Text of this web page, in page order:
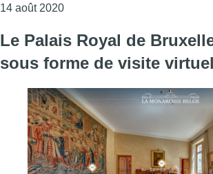
14 août 2020Consulter l'article "Rue de la
Le Palais Royal de
sous forme de visite